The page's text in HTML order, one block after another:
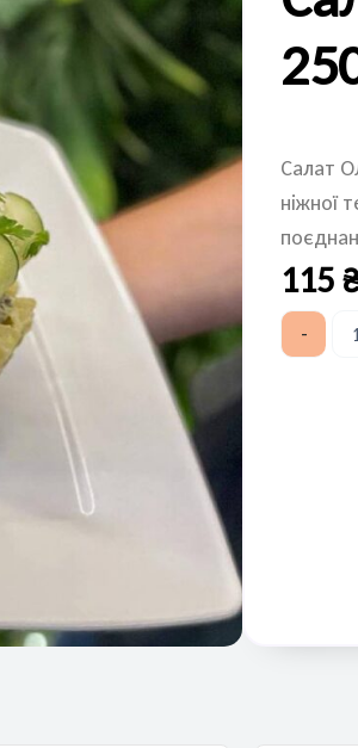
Салат
ніжної
-
Салат
Олів'є
115₴